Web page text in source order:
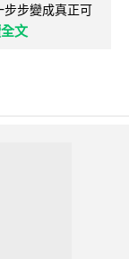
步步變成真正可
文